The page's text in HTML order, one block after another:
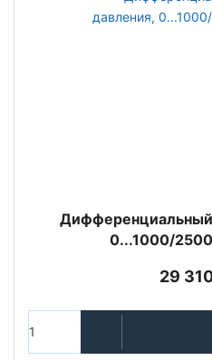
Дифференциальный
0...1000/
29